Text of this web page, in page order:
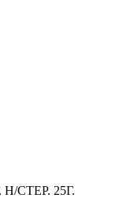
СТЕР. 25Г.